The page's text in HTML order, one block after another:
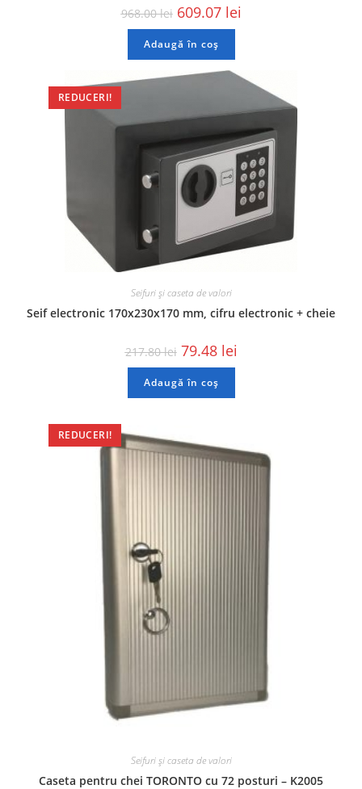
968.00lei 609.07 lei
Adaugă în coș
REDUCERI!
Seifuri și caseta de valori
Seif electronic 170x230x170 mm, cifru electronic + cheie
217.80lei 79.48 lei
Adaugă în coș
REDUCERI!
Seifuri și caseta de valori
Caseta pentru chei TORONTO cu 72 posturi – K2005